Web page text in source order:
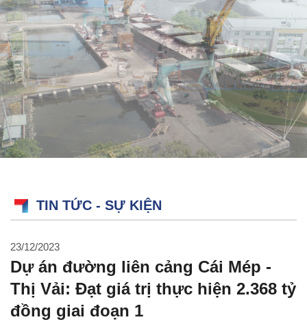
TIN TỨC - SỰ KIỆN
23/12/2023
Dự án đường liên cảng Cái Mép -
Thị Vải: Đạt giá trị thực hiện 2.368 tỷ
đồng giai đoạn 1